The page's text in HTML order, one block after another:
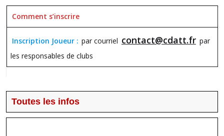
Comment s’inscrire
Inscription Joueur : par courriel contact@cdatt.fr par
les responsables de clubs
Toutes les infos